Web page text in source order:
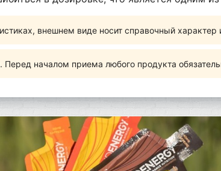
внешнем виде носит справочный
Перед началом приема любого продукта